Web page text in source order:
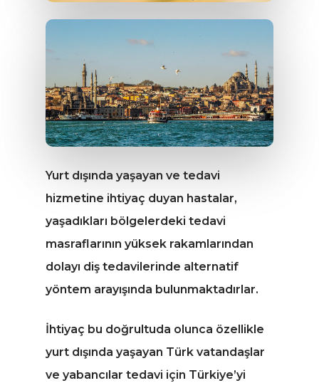
Yurt dışında yaşayan ve tedavi
hizmetine ihtiyaç duyan hastalar,
yaşadıkları bölgelerdeki tedavi
masraflarının yüksek rakamlarından
dolayı diş tedavilerinde alternatif
yöntem arayışında bulunmaktadırlar.
İhtiyaç bu doğrultuda olunca özellikle
yurt dışında yaşayan Türk vatandaşlar
ve yabancılar tedavi için Türkiye’yi